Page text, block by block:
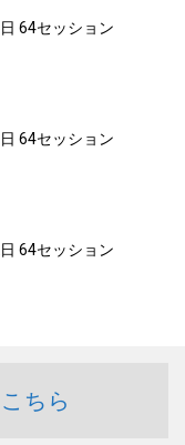
64セッション
64セッション
64セッション
ちら